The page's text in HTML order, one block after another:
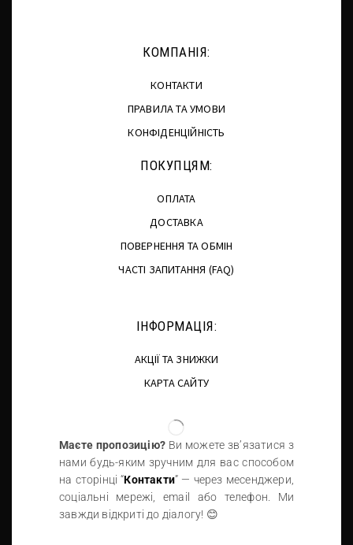
КОМПАНІЯ:
КОНТАКТИ
ПРАВИЛА ТА УМОВИ
КОНФІДЕНЦІЙНІСТЬ
ПОКУПЦЯМ:
ОПЛАТА
ДОСТАВКА
ПОВЕРНЕННЯ ТА ОБМІН
ЧАСТІ ЗАПИТАННЯ (FAQ)
ІНФОРМАЦІЯ:
АКЦІЇ ТА ЗНИЖКИ
КАРТА САЙТУ
Маєте пропозицію? Ви можете зв’язатися з
нами будь-яким зручним для вас способом
на сторінці “Контакти” — через месенджери,
соціальні мережі, email або телефон. Ми
завжди відкриті до діалогу! 😊